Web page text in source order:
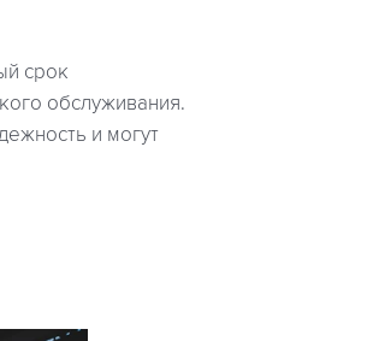
срок
обслуживания.
и могут